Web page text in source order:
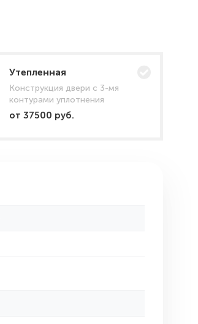
Утепленная
Конструкция двери с 3-мя
контурами уплотнения
от 37500 руб.